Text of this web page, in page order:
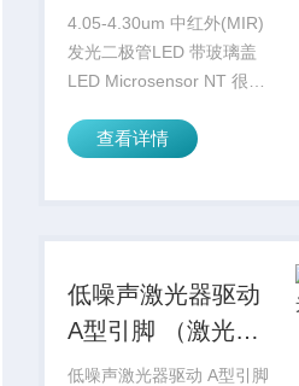
LED 带玻璃盖
4.05-4.30um 中红外(MIR)
发光二极管LED 带玻璃盖
LED Microsensor NT 很高
有特殊的玻璃覆盖层，增加
3-5 倍）。...
查看详情
低噪声激光器驱动
A型引脚 （激光驱
动/控制）
低噪声激光器驱动 A型引脚